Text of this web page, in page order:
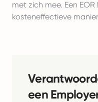
met zich mee. Een
kosteneffectieve
een